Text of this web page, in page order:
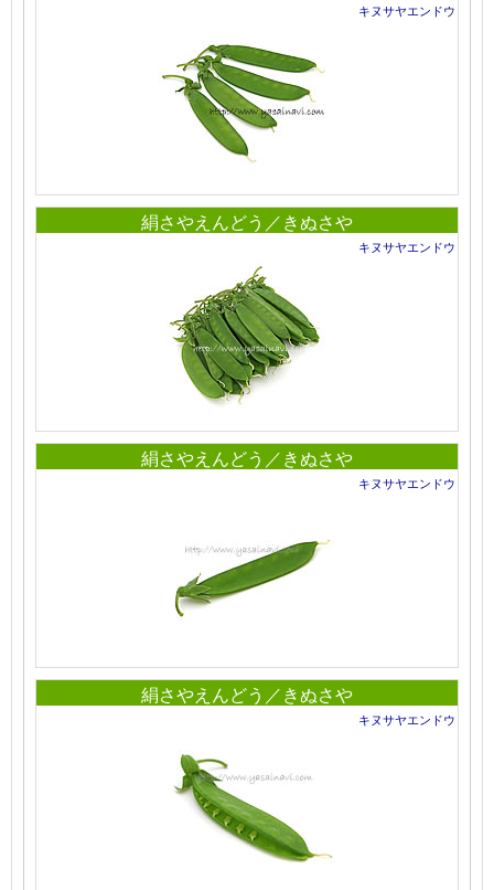
キヌサヤエンドウ
絹さやえんどう／きぬさや
キヌサヤエンドウ
絹さやえんどう／きぬさや
キヌサヤエンドウ
絹さやえんどう／きぬさや
キヌサヤエンドウ